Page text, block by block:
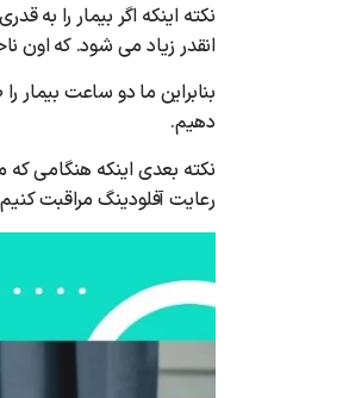
نکته اینکه اگر بیمار را به
انقدر زیاد می شود. که اون
دهیم.
نکته بعدی اینکه هنگامی که
رعایت آفلودینگ مراقبت